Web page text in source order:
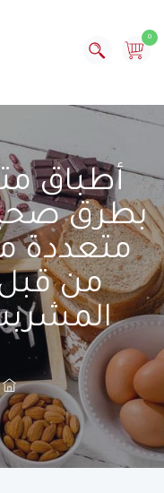
0
أطباق
بطرق
متعددة
من قبل